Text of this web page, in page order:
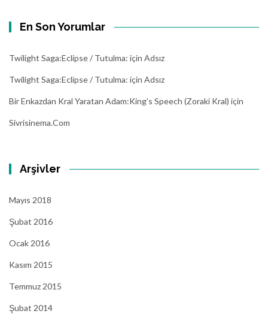
En Son Yorumlar
Twilight Saga:Eclipse / Tutulma: için Adsız
Twilight Saga:Eclipse / Tutulma: için Adsız
Bir Enkazdan Kral Yaratan Adam:King’s Speech (Zoraki Kral) için
Sivrisinema.com
Arşivler
Mayıs 2018
Şubat 2016
Ocak 2016
Kasım 2015
Temmuz 2015
Şubat 2014